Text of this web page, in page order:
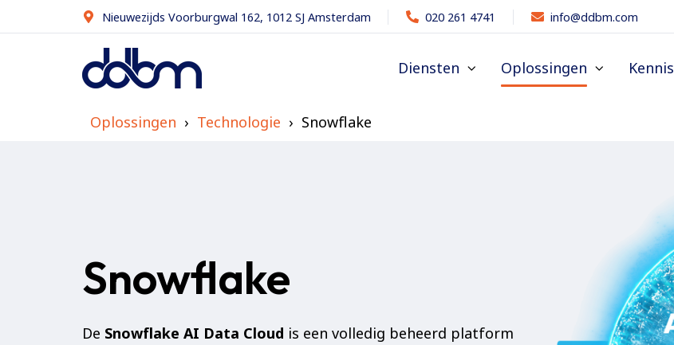
Nieuwezijds Voorburgwal 162, 1012 SJ Amsterdam 020 261 4741 info@ddbm.com
Diensten Oplossingen Kennis
Oplossingen Technologie Snowflake
Snowflake
De Snowflake AI Data Cloud is een volledig beheerd platform